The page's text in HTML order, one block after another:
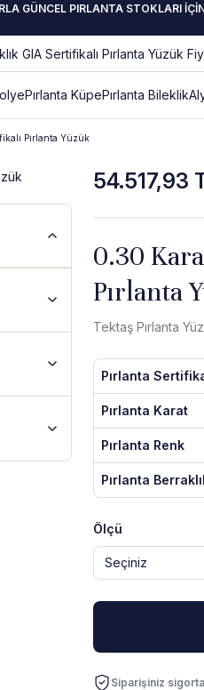
GÜNCEL PIRLANTA STOKLARI
Pırlanta KüpePırlanta Bileklik
Pırlanta Yüzük
54.517,93
0.30
Pırlanta
Tektaş Pırlanta
Pırlanta
Pırlanta Karat
Pırlanta Renk
Pırlanta
Ölçü
Siparişiniz